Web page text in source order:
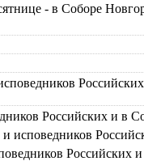
- в Соборе
Российских и в
исповедников
Российских